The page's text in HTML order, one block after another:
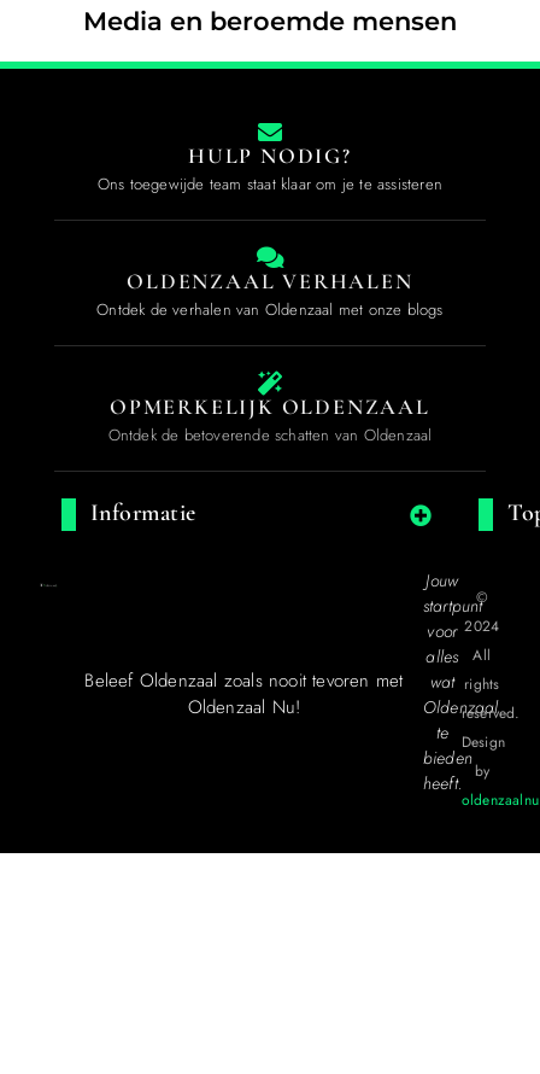
Media en beroemde mensen
HULP NODIG?
Ons toegewijde team staat klaar om je te assisteren
OLDENZAAL VERHALEN
Ontdek de verhalen van Oldenzaal met onze blogs
OPMERKELIJK OLDENZAAL
Ontdek de betoverende schatten van Oldenzaal
Informatie
Beleef Oldenzaal zoals nooit tevoren met
Oldenzaal Nu!
Jouw
startpunt
voor
alles
wat
Oldenzaal
te
bieden
heeft.
©
2024
All
rights
reserved.
Design
by